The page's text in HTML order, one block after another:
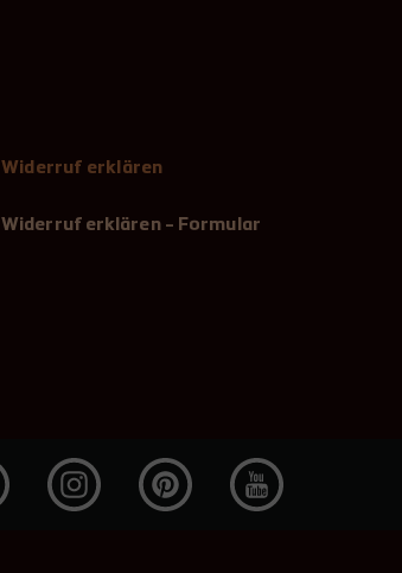
Widerruf erklären
Widerruf erklären - Formular